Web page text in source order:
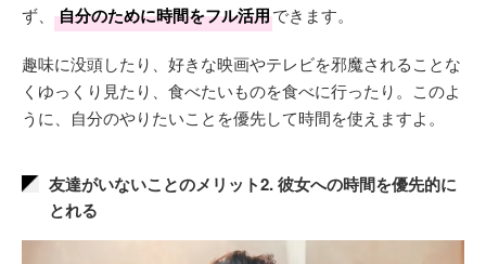
ず、
自分のために時間をフル活用できます。
趣味に没頭したり、好きな映画やテレビを邪魔されることな
くゆっくり見たり、食べたいものを食べに行ったり。このよ
うに、自分のやりたいことを優先して時間を使えますよ。
友達がいないことのメリット2. 彼女への時間を優先的に
とれる